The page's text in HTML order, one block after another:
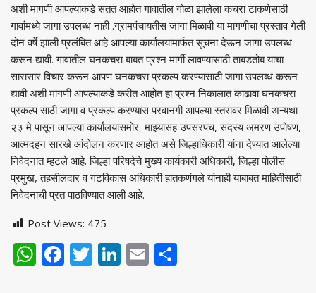
अशी मागणी आपल्याकडे सतत आहोत गावातील गोळा झालेला कचरा टाकणेसाठी
गावांमध्ये जागा उपलब्ध नाही .ग्रामपंचायतीस जागा मिळावी या मागणीचा प्रस्ताव गेली
दोन वर्षे झाली प्रलंबित आहे आपल्या कार्यालयामार्फत सूचना देऊन जागा उपलब्ध
करून द्यावी. गावातील घनकचरा बाबत प्रश्न मार्गी लावण्यासाठी ताबडतोब याचा
सारासार विचार करून आपण घनकचरा प्रकल्प करण्यासाठी जागा उपलब्ध करून
द्यावी अशी मागणी आपल्याकडे करीत आहोत हा प्रश्न निकालात काढावा घनकचरा
प्रकल्प साठी जागा व प्रकल्प करण्यास परवानगी आपल्या स्तरावर मिळावी अन्यथा
२३ मे पासून आपल्या कार्यालयासमोर माझ्यासह उपसरपंच, सदस्य अमरण उपोषण,
आत्मदहन सारखे आंदोलन करणार आहोत असे जिल्हाधिकारी यांना देण्यात आलेल्या
निवेदनात म्हटले आहे. जिल्हा परिषदेचे मुख्य कार्यकारी अधिकारी, जिल्हा पोलीस
प्रमुख, तहसीलदार व गटविकास अधिकारी हातकणंगले यांनाही याबाबत माहितीसाठी
निवेदनाची प्रत पाठविण्यात आली आहे.
Post Views: 475
WhatsApp
Facebook
Twitter
LinkedIn
Email